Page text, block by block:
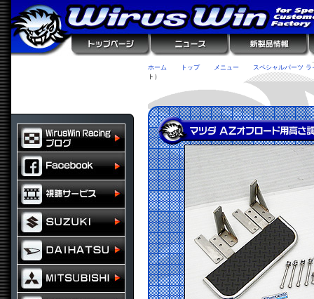
ホーム トップ メニュー
スペシャルパーツ ラ
ト）